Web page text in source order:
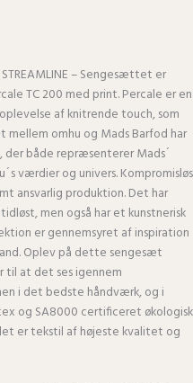
STREAMLINE – Sengesættet er
TC 200 med print. Percale er en
af knitrende touch, som
omhu og Mads Barfod har
både repræsenterer Mads´
værdier og univers. Kompromisløs
ansvarlig produktion. Det har
men også har et kunstnerisk
er gennemsyret af inspiration
Oplev på dette sengesæt
at det ses igennem
i det bedste håndværk, og i
og SA8000 certificeret økologisk
er tekstil af højeste kvalitet og